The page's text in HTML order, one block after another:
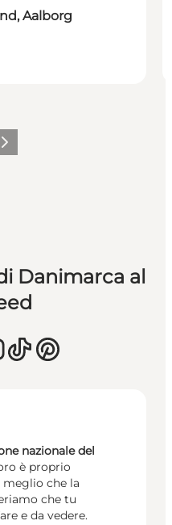
Aalborg
Avanti
Danimarca al
nazionale del
è proprio
che la
che tu
e da vedere.